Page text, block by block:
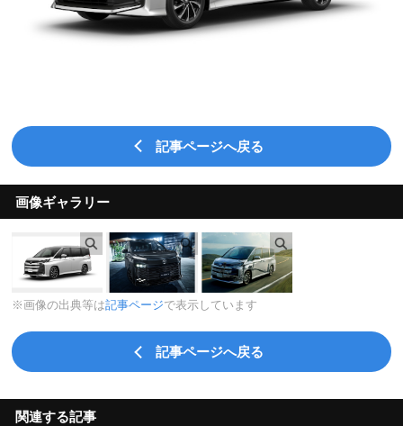
記事ページへ戻る
画像ギャラリー
※画像の出典等は記事ページで表示しています
記事ページへ戻る
関連する記事